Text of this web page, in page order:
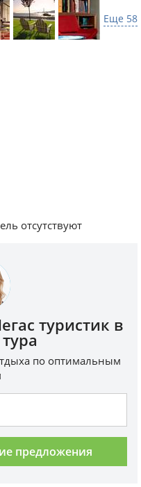
Еще 58
отсутствуют
туристик в
по оптимальным
предложения